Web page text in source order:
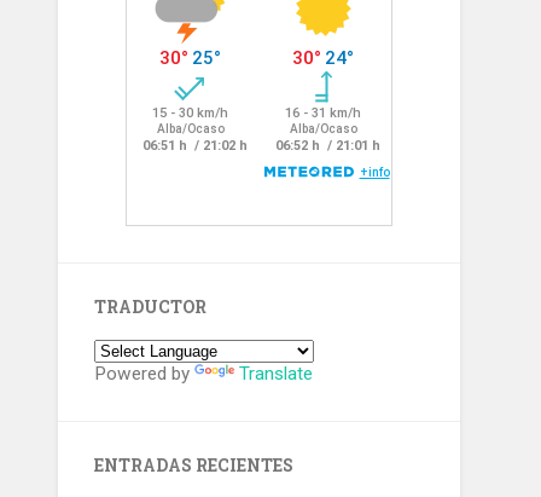
TRADUCTOR
Powered by Translate
ENTRADAS RECIENTES